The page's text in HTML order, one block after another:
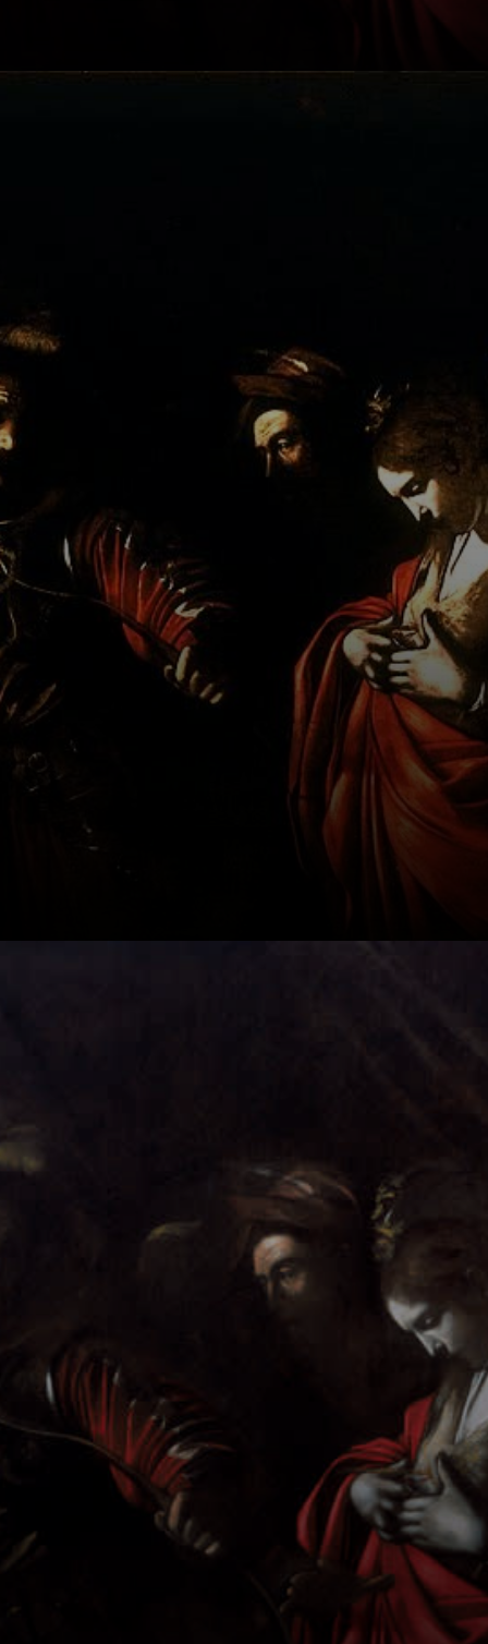
ela é importante?